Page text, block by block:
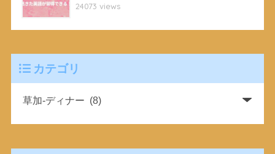
24073 views
カテゴリ